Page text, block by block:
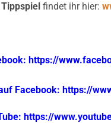
Tippspiel findet ihr hier:
https://
auf Facebook: https://
https://